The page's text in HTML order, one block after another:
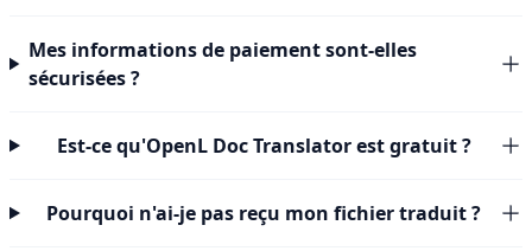
Mes informations de paiement sont-elles
sécurisées ?
Est-ce qu'OpenL Doc Translator est gratuit ?
Pourquoi n'ai-je pas reçu mon fichier traduit ?